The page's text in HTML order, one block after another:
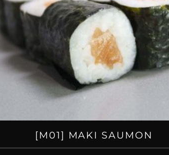
[M01] MAKI SAUMON